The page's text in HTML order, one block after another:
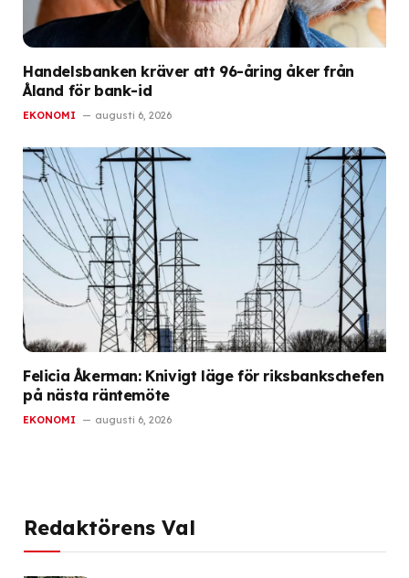
Handelsbanken kräver att 96-åring åker från
Åland för bank-id
EKONOMI augusti 6, 2026
Felicia Åkerman: Knivigt läge för riksbankschefen
på nästa räntemöte
EKONOMI augusti 6, 2026
Redaktörens Val